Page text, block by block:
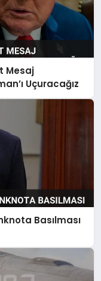
Mesaj
Uçuracağız
Basılması